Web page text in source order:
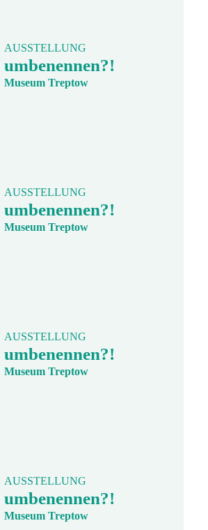
AUSSTELLUNG
umbenennen?!
Museum Treptow
AUSSTELLUNG
umbenennen?!
Museum Treptow
AUSSTELLUNG
umbenennen?!
Museum Treptow
AUSSTELLUNG
umbenennen?!
Museum Treptow